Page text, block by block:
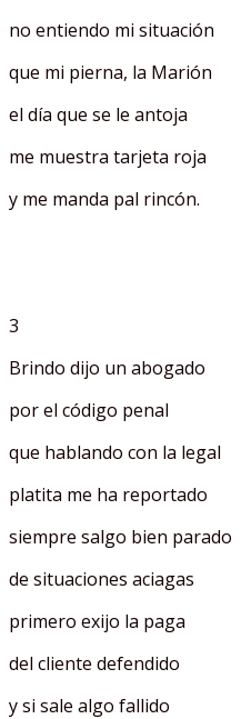
no entiendo mi situación
que mi pierna, la Marión
el día que se le antoja
me muestra tarjeta roja
y me manda pal rincón.
3
Brindo dijo un abogado
por el código penal
que hablando con la legal
platita me ha reportado
siempre salgo bien parado
de situaciones aciagas
primero exijo la paga
del cliente defendido
y si sale algo fallido